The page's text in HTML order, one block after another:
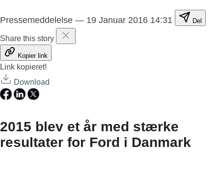
Pressemeddelelse — 19 Januar 2016 14:31 Del
Share this story
Kopier link
Link kopieret!
Download
2015 blev et år med stærke
resultater for Ford i Danmark